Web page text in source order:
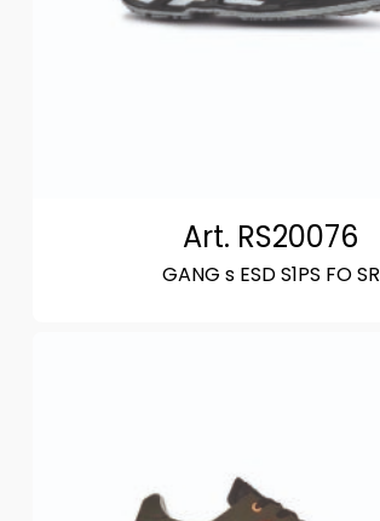
Art. RS20076
GANG s ESD S1PS FO SR